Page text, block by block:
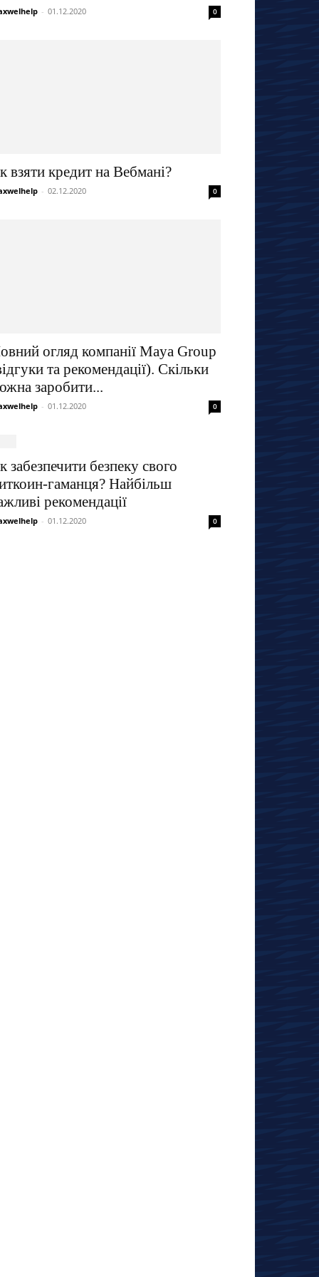
- 01.12.2020 0
взяти кредит на Вебмані?
- 02.12.2020 0
огляд компанії Maya Group
та рекомендації). Скільки
заробити...
- 01.12.2020 0
забезпечити безпеку свого
гаманця? Найбільш
рекомендації
- 01.12.2020 0